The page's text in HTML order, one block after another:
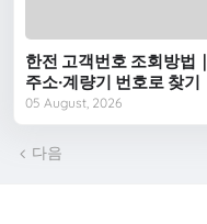
한전 고객번호 조회방법｜
주소·계량기 번호로 찾기
05 August, 2026
다음